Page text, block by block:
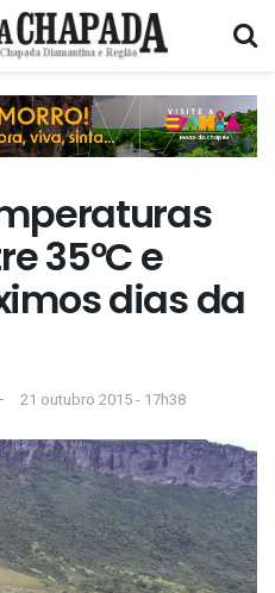
35ºC e
dias da
21 outubro 2015 - 17h38